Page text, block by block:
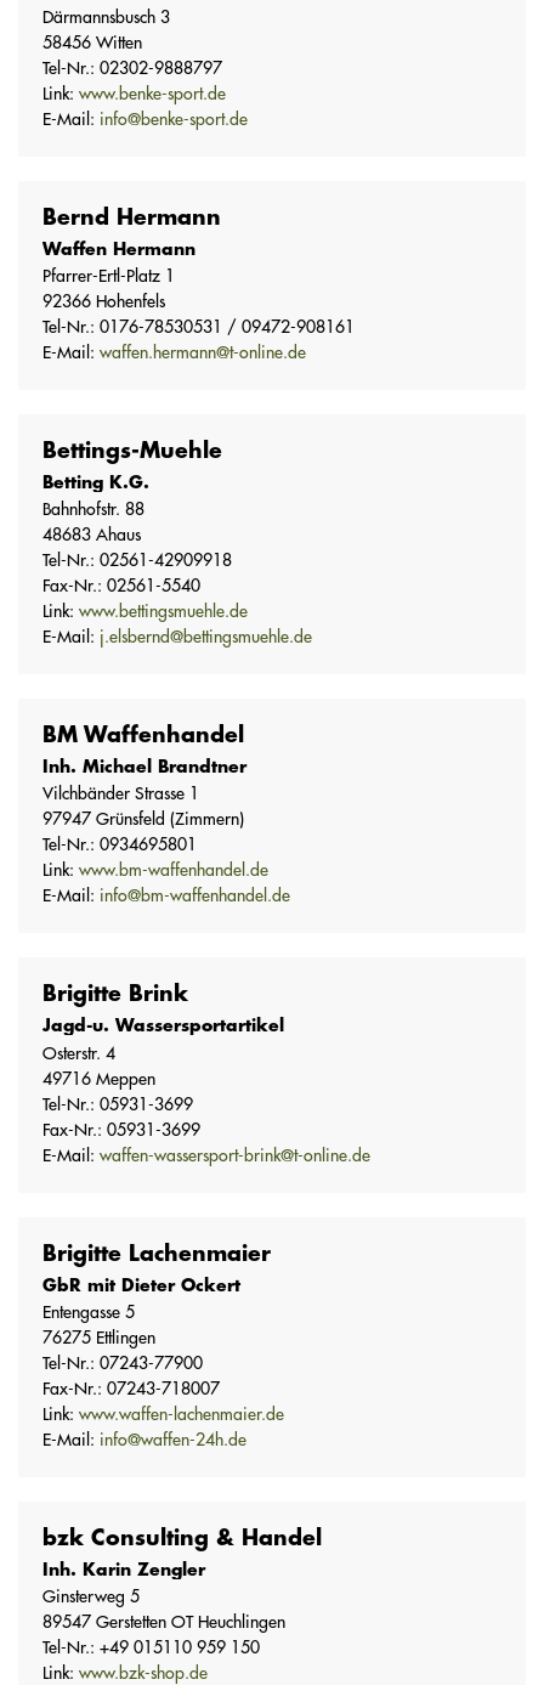
Därmannsbusch 3
58456 Witten
Tel-Nr.: 02302-9888797
Link: www.benke-sport.de
E-Mail: info@benke-sport.de
Bernd Hermann
Waffen Hermann
Pfarrer-Ertl-Platz 1
92366 Hohenfels
Tel-Nr.: 0176-78530531 / 09472-908161
E-Mail: waffen.hermann@t-online.de
Bettings-Muehle
Betting K.G.
Bahnhofstr. 88
48683 Ahaus
Tel-Nr.: 02561-42909918
Fax-Nr.: 02561-5540
Link: www.bettingsmuehle.de
E-Mail: j.elsbernd@bettingsmuehle.de
BM Waffenhandel
Inh. Michael Brandtner
Vilchbänder Strasse 1
97947 Grünsfeld (Zimmern)
Tel-Nr.: 0934695801
Link: www.bm-waffenhandel.de
E-Mail: info@bm-waffenhandel.de
Brigitte Brink
Jagd-u. Wassersportartikel
Osterstr. 4
49716 Meppen
Tel-Nr.: 05931-3699
Fax-Nr.: 05931-3699
E-Mail: waffen-wassersport-brink@t-online.de
Brigitte Lachenmaier
GbR mit Dieter Ockert
Entengasse 5
76275 Ettlingen
Tel-Nr.: 07243-77900
Fax-Nr.: 07243-718007
Link: www.waffen-lachenmaier.de
E-Mail: info@waffen-24h.de
bzk Consulting & Handel
Inh. Karin Zengler
Ginsterweg 5
89547 Gerstetten OT Heuchlingen
Tel-Nr.: +49 015110 959 150
Link: www.bzk-shop.de